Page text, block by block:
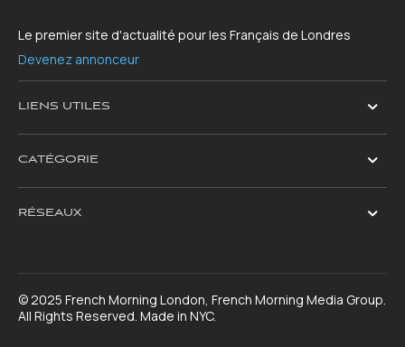
Le premier site d'actualité pour les Français de Londres
Devenez annonceur
LIENS UTILES
CATÉGORIE
RÉSEAUX
© 2025 French Morning London, French Morning Media Group.
All Rights Reserved. Made in NYC.